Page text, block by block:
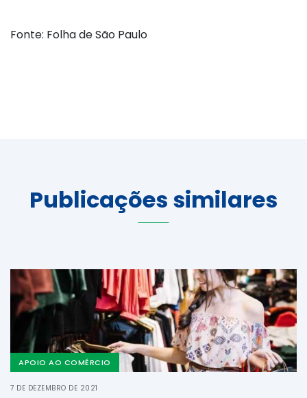
Fonte: Folha de São Paulo
Publicações similares
APOIO AO COMÉRCIO
7 DE DEZEMBRO DE 2021